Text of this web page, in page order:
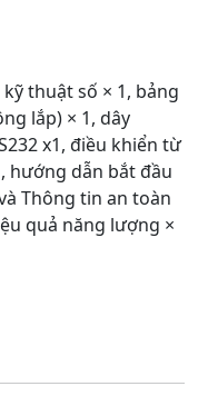
thuật số × 1, bảng
lắp) × 1, dây
x1, điều khiển từ
hướng dẫn bắt đầu
Thông tin an toàn
quả năng lượng ×